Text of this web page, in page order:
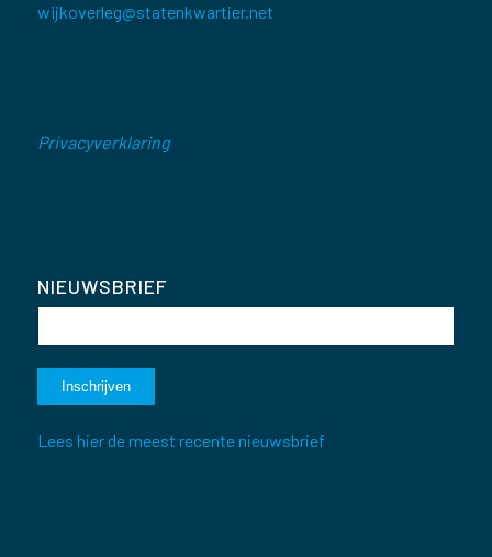
wijkoverleg@statenkwartier.net
Privacyverklaring
NIEUWSBRIEF
Lees hier de meest recente nieuwsbrief